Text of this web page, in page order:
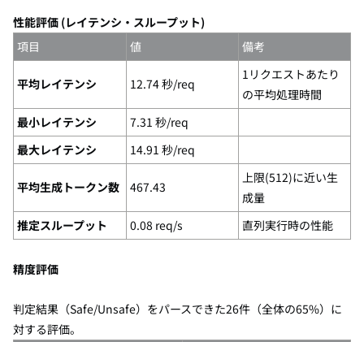
性能評価 (レイテンシ・スループット)
項目
値 備考
平均レイテンシ 12.74 秒/req
1リクエストあたり
の平均処理時間
最小レイテンシ
7.31 秒/req
最大レイテンシ
14.91 秒/req
平均生成トークン数 467.43
上限(512)に近い生
成量
推定スループット
0.08 req/s 直列実行時の性能
精度評価
判定結果（Safe/Unsafe）をパースできた26件（全体の65%）に
対する評価。